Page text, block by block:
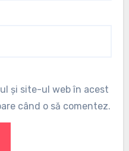
și site-ul web în acest
când o să comentez.